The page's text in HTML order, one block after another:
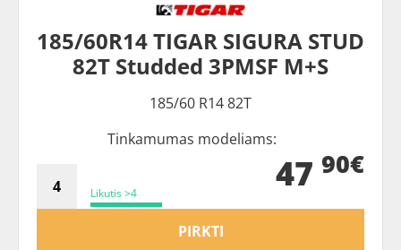
185/60R14 TIGAR SIGURA STUD
82T Studded 3PMSF M+S
185/60 R14 82T
Tinkamumas modeliams:
Likutis >4 47 90€
PIRKTI